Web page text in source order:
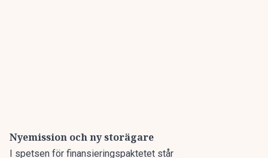
Nyemission och ny storägare
I spetsen för finansieringspaktetet står